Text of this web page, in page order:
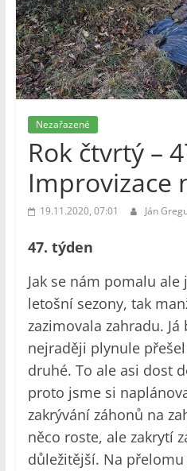
Nezařazené
Rok čtvrtý –
Improvizace
19.11.2020, 07:01 Ján
47. týden
Jak se nám pomalu
letošní sezony, tak
zazimovala zahradu. Já
nejraději plynule
druhé. To ale asi dost
proto jsme si
zakrývání záhonů na
něco roste, ale zakrytí
důležitější. Na